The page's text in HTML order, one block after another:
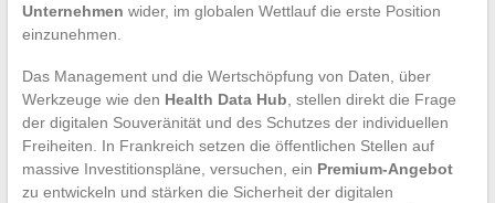
Unternehmen wider, im globalen Wettlauf die erste Position
einzunehmen.
Das Management und die Wertschöpfung von Daten, über
Werkzeuge wie den Health Data Hub , stellen direkt die Frage
der digitalen Souveränität und des Schutzes der individuellen
Freiheiten. In Frankreich setzen die öffentlichen Stellen auf
massive Investitionspläne, versuchen, ein Premium-Angebot
zu entwickeln und stärken die Sicherheit der digitalen